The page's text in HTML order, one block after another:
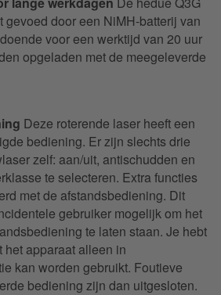
gevoed door een NiMH-batterij van
voor een werktijd van 20 uur
opgeladen met de meegeleverde
Deze roterende laser heeft een
bediening. Er zijn slechts drie
zelf: aan/uit, antischudden en
te selecteren. Extra functies
met de afstandsbediening. Dit
gebruiker mogelijk om het
te laten staan. Je hebt
apparaat alleen in
kan worden gebruikt. Foutieve
bediening zijn dan uitgesloten.